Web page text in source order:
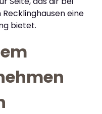
eine
bietet.